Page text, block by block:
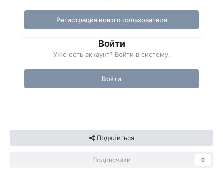
Регистрация нового пользователя
Войти
Уже есть аккаунт? Войти в систему.
Войти
Поделиться
Подписчики 0